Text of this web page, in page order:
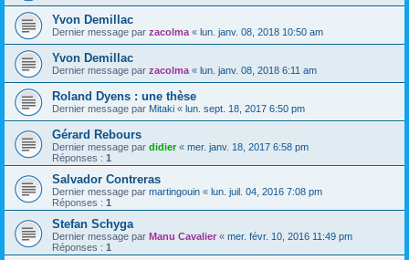
Yvon Demillac
Dernier message par zacolma « lun. janv. 08, 2018 10:50 am
Yvon Demillac
Dernier message par zacolma « lun. janv. 08, 2018 6:11 am
Roland Dyens : une thèse
Dernier message par Mitaki « lun. sept. 18, 2017 6:50 pm
Gérard Rebours
Dernier message par didier« mer. janv. 18, 2017 6:58 pm
Réponses : 1
Salvador Contreras
Dernier message par martingouin « lun. juil. 04, 2016 7:08 pm
Réponses : 1
Stefan Schyga
Dernier message par Manu Cavalier « mer. févr. 10, 2016 11:49 pm
Réponses : 1